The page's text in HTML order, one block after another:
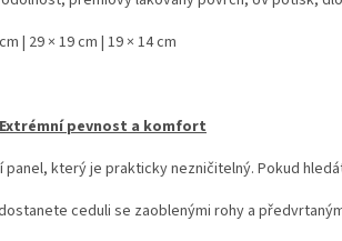
| 29 × 19 cm | 19 × 14 cm
Extrémní pevnost a komfort
který je prakticky nezničitelný. Pokud
ceduli se zaoblenými rohy a